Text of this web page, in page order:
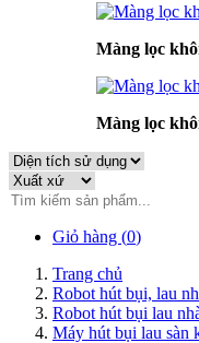
Màng lọc
Màng lọc
Giỏ hàng (0)
Trang chủ
Robot hút bụi, lau
Robot hút bụi lau
Máy hút bụi lau sàn